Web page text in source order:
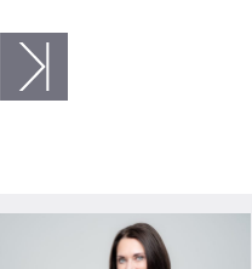
následující ›